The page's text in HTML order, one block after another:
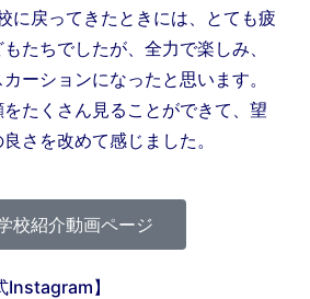
に戻ってきたときには、とても疲
たちでしたが、全力で楽しみ、
ーションになったと思います。
たくさん見ることができて、望
さを改めて感じました。
校紹介動画ページ
Instagram】